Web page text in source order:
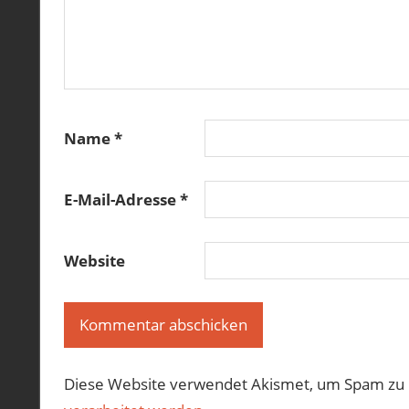
Name*
E-Mail-Adresse*
Website
Diese Website verwendet Akismet, um Spam